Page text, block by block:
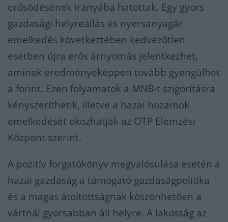
erősödésének irányába hatottak. Egy gyors
gazdasági helyreállás és nyersanyagár
emelkedés következtében kedvezőtlen
esetben újra erős árnyomás jelentkezhet,
aminek eredményeképpen tovább gyengülhet
a forint. Ezen folyamatok a MNB-t szigorításra
kényszeríthetik, illetve a hazai hozamok
emelkedését okozhatják az OTP Elemzési
Központ szerint.
A pozitív forgatókönyv megvalósulása esetén a
hazai gazdaság a támogató gazdaságpolitika
és a magas átoltottságnak köszönhetően a
vártnál gyorsabban áll helyre. A lakosság az